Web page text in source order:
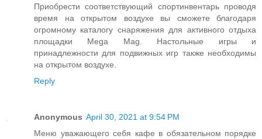
Приобрести соответствующий спортинвентарь проводя
время на открытом воздухе вы сможете благодаря
огромному каталогу снаряжения для активного отдыха
площадки Mega Mag. Настольные игры и
принадлежности для подвижных игр также необходимы
на открытом воздухе.
Reply
Anonymous April 30, 2021 at 9:54 PM
Меню уважающего себя кафе в обязательном порядке